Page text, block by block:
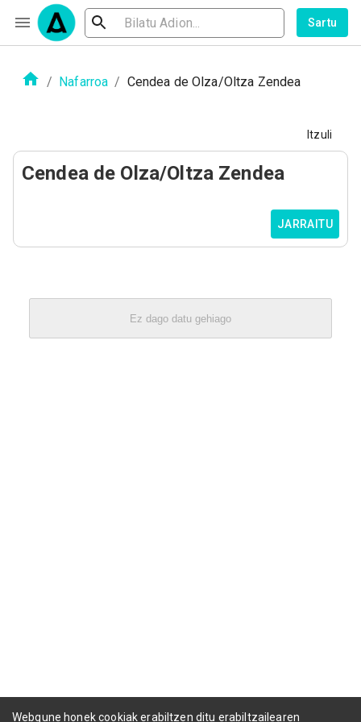
Sartu
/ Nafarroa / Cendea de Olza/Oltza Zendea
Itzuli
Cendea de Olza/Oltza Zendea
JARRAITU
Ez dago datu gehiago
Webgune honek cookiak erabiltzen ditu erabiltzailearen